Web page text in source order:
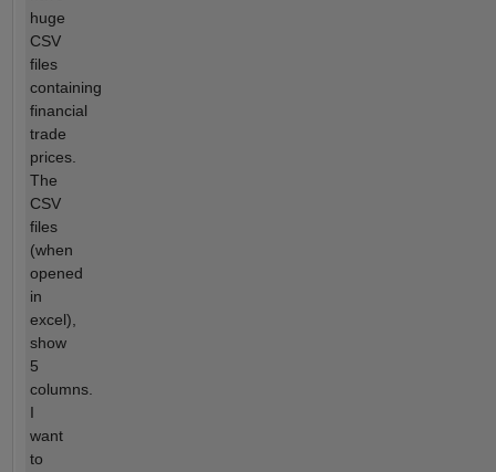
huge
CSV
files
containing
financial
trade
prices.
The
CSV
files
(when
opened
in
excel),
show
5
columns.
I
want
to